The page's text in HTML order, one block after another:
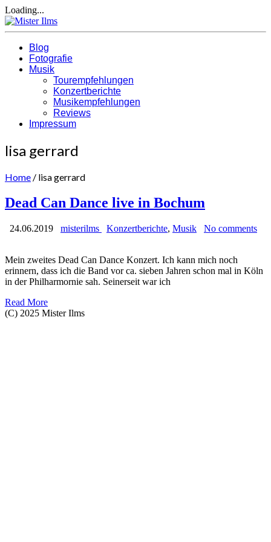
Loading...
Blog
Fotografie
Musik
Tourempfehlungen
Konzertberichte
Musikempfehlungen
Reviews
Impressum
lisa gerrard
Home / lisa gerrard
Dead Can Dance live in Bochum
24.06.2019 misterilms Konzertberichte, Musik No comments
Mein zweites Dead Can Dance Konzert. Ich kann mich noch
erinnern, dass ich die Band vor ca. sieben Jahren schon mal in Köln
in der Philharmornie sah. Seinerseit war ich
Read More
(C) 2025 Mister Ilms